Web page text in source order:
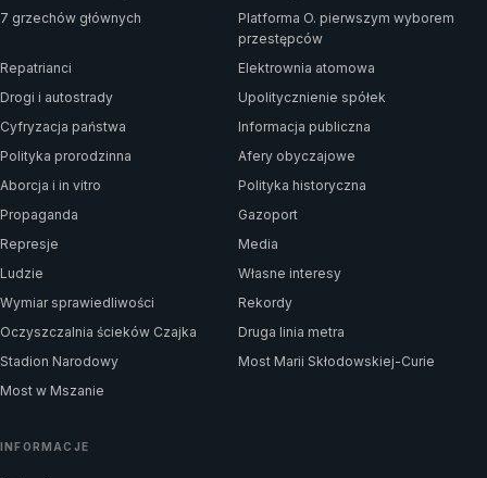
7 grzechów głównych
Platforma O. pierwszym wyborem
przestępców
Repatrianci
Elektrownia atomowa
Drogi i autostrady
Upolitycznienie spółek
Cyfryzacja państwa
Informacja publiczna
Polityka prorodzinna
Afery obyczajowe
Aborcja i in vitro
Polityka historyczna
Propaganda
Gazoport
Represje
Media
Ludzie
Własne interesy
Wymiar sprawiedliwości
Rekordy
Oczyszczalnia ścieków Czajka
Druga linia metra
Stadion Narodowy
Most Marii Skłodowskiej-Curie
Most w Mszanie
INFORMACJE